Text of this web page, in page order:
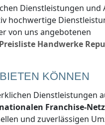
Dienstleistungen und
hochwertige
von uns angebotenen
Preisliste Handwerke
KÖNNEN
Dienstleistungen
Franchise-
und zuverlässigen